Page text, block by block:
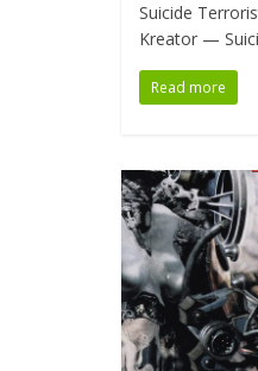
Suicide
Kreator —
Read more